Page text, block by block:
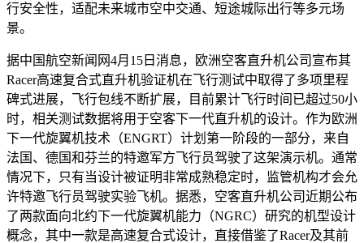
行安全性，适配未来城市空中交通、短途城际出行等多元场
景。
据中国航空新闻网4月15日消息，欧洲空客直升机公司宣布其
Racer高速复合式直升机验证机在飞行测试中取得了多项里程
碑式进展，飞行包线不断扩展，目前累计飞行时间已超过50小
时，相关测试数据将用于空客下一代直升机的设计。作为欧洲
下一代旋翼机技术（ENGRT）计划第一阶段的一部分，来自
法国、德国和芬兰的特邀军方飞行员驾驶了这架演示机。通常
情况下，只有当设计被证明非常成熟稳定时，监管机构才会允
许特邀飞行员驾驶实验飞机。据悉，空客直升机公司近期公布
了两款面向北约下一代旋翼机能力（NGRC）研究的机型设计
概念，其中一款是高速复合式设计，直接借鉴了Racer及其前